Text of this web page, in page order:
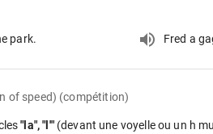
park. Fred a
of speed) (compétition)
"la", "l'" (devant une voyelle ou un h